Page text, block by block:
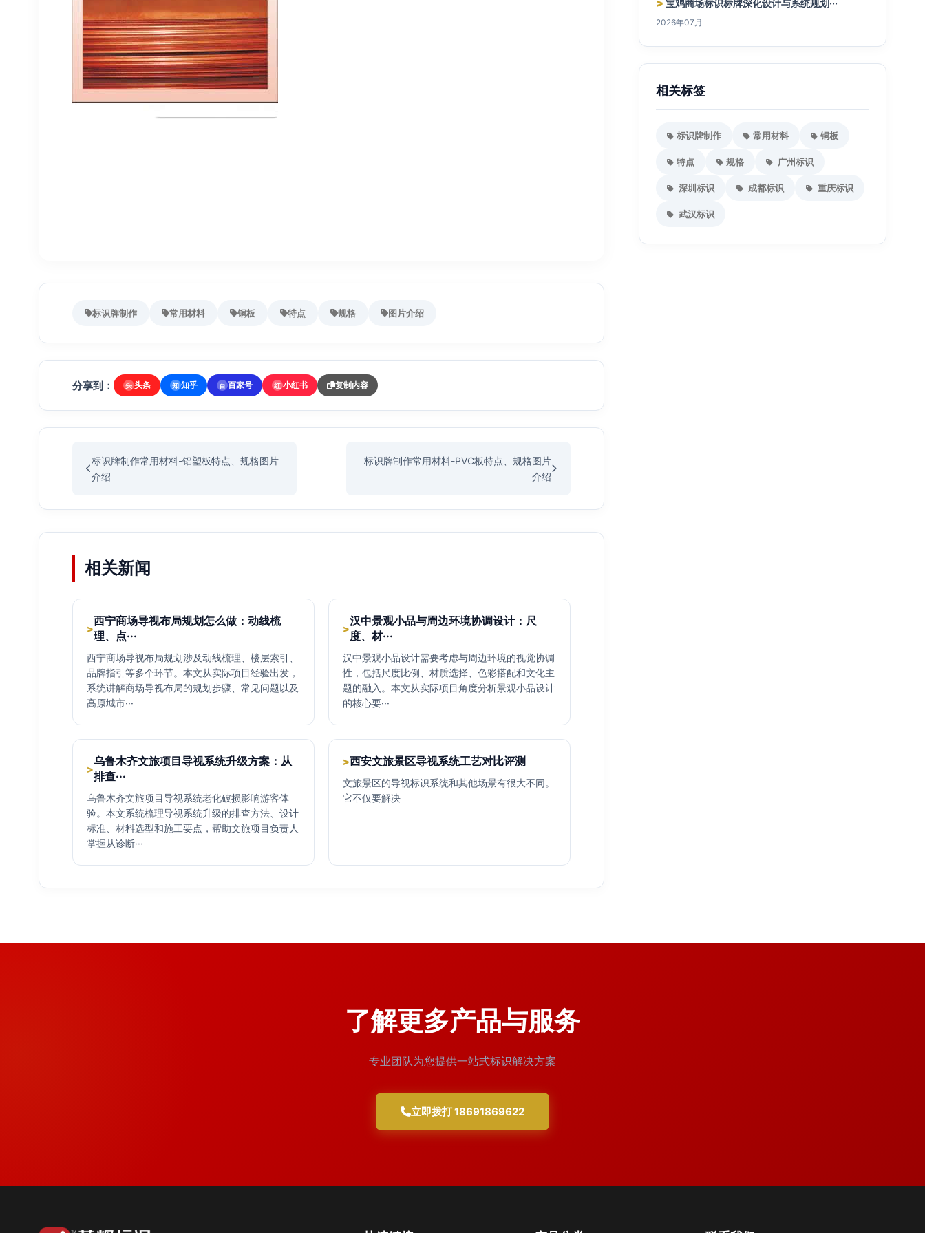
> 宝鸡商场标识标牌深化设计与系统规划···
2026年07月
相关标签
标识牌制作 常用材料 铜板
特点 规格 广州标识
深圳标识 成都标识 重庆标识
武汉标识
标识牌制作 常用材料 铜板 特点 规格 图片介绍
分享到： 头 头条 知 知乎 百 百家号 红 小红书 复制内容
标识牌制作常用材料-铝塑板特点、规格图片
介绍
标识牌制作常用材料-PVC板特点、规格图片
介绍
相关新闻
>
西宁商场导视布局规划怎么做：动线梳
理、点···
西宁商场导视布局规划涉及动线梳理、楼层索引、
品牌指引等多个环节。本文从实际项目经验出发，
系统讲解商场导视布局的规划步骤、常见问题以及
高原城市···
>
汉中景观小品与周边环境协调设计：尺
度、材···
汉中景观小品设计需要考虑与周边环境的视觉协调
性，包括尺度比例、材质选择、色彩搭配和文化主
题的融入。本文从实际项目角度分析景观小品设计
的核心要···
>
乌鲁木齐文旅项目导视系统升级方案：从
排查···
乌鲁木齐文旅项目导视系统老化破损影响游客体
验。本文系统梳理导视系统升级的排查方法、设计
标准、材料选型和施工要点，帮助文旅项目负责人
掌握从诊断···
>西安文旅景区导视系统工艺对比评测
文旅景区的导视标识系统和其他场景有很大不同。
它不仅要解决
了解更多产品与服务
专业团队为您提供一站式标识解决方案
立即拨打 18691869622